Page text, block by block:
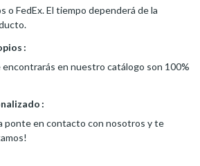
o FedEx. El tiempo dependerá de la
en nuestro catálogo son 100%
ponte en contacto con nosotros y te